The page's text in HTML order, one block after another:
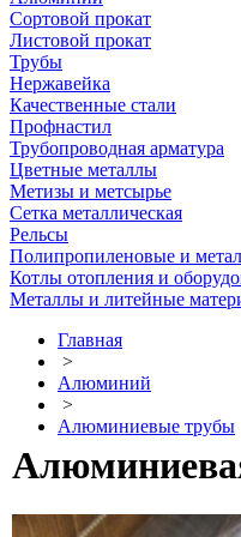
Сортовой прокат
Листовой прокат
Трубы
Нержавейка
Качественные стали
Профнастил
Трубопроводная арматура
Цветные металлы
Метизы и метсырье
Сетка металлическая
Рельсы
Полипропиленовые и
Котлы отопления и
Металлы и литейные
Главная
>
Алюминий
>
Алюминиевые трубы